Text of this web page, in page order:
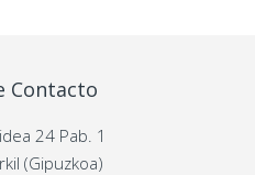
Contacto
24 Pab. 1
(Gipuzkoa)